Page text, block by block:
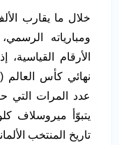
خلال ما يقارب
ومبارياته
الأرقام
نهائي كأس
عدد المرات التي
يتبوّأ ميروسلاف